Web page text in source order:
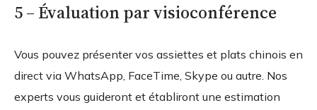
5 – Évaluation par visioconférence
Vous pouvez présenter vos assiettes et plats chinois en
direct via WhatsApp, FaceTime, Skype ou autre. Nos
experts vous guideront et établiront une estimation